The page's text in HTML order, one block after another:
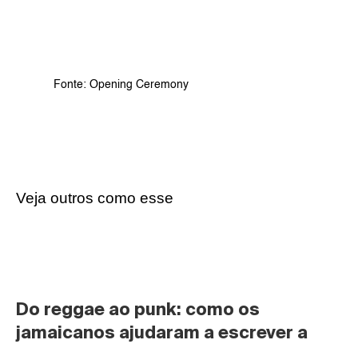
Fonte: Opening Ceremony
Veja outros como esse
Do reggae ao punk: como os
jamaicanos ajudaram a escrever a